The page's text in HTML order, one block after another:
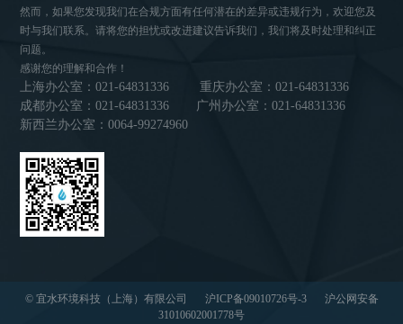
然而，如果您发现我们在合规方面有任何潜在的差异或违规行为，欢迎您及
时与我们联系。请将您的担忧或改进建议告诉我们，我们将及时处理和纠正
问题。
感谢您的理解和合作！
上海办公室：021-64831336
重庆办公室：021-64831336
成都办公室：021-64831336
广州办公室：021-64831336
新西兰办公室：0064-99274960
© 宜水环境科技（上海）有限公司 沪ICP备09010726号-3
沪公网安备
31010602001778号